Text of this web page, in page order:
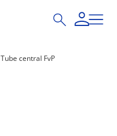
Tube central FvP